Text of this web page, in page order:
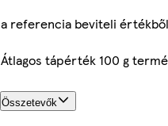
a referencia beviteli értékből
Átlagos tápérték 100 g
Összetevők